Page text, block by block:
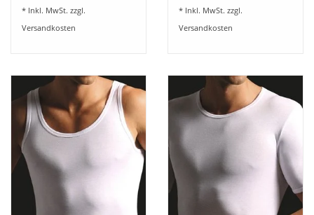
* Inkl. MwSt. zzgl.
Versandkosten
* Inkl. MwSt. zzgl.
Versandkosten